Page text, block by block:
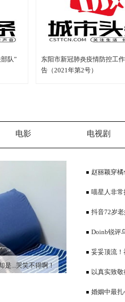
队”
东阳市新冠肺炎疫情防控工
告（2021年第2号）
电影 电视剧
是...哭笑不得啊！
赵丽颖穿
喵星人非
过！只能事
抖音72岁
Doinb锐评
冲了我先申
妥妥顶流
爷撰文
以真实致
场青年群像
婚姻中最